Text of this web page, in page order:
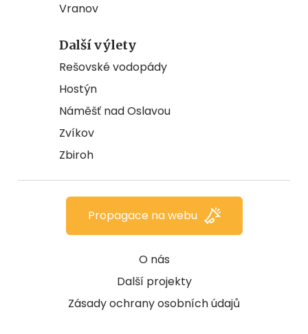
Vranov
Další výlety
Rešovské vodopády
Hostýn
Náměšť nad Oslavou
Zvíkov
Zbiroh
O nás
Další projekty
Zásady ochrany osobních údajů
Propagace na webu